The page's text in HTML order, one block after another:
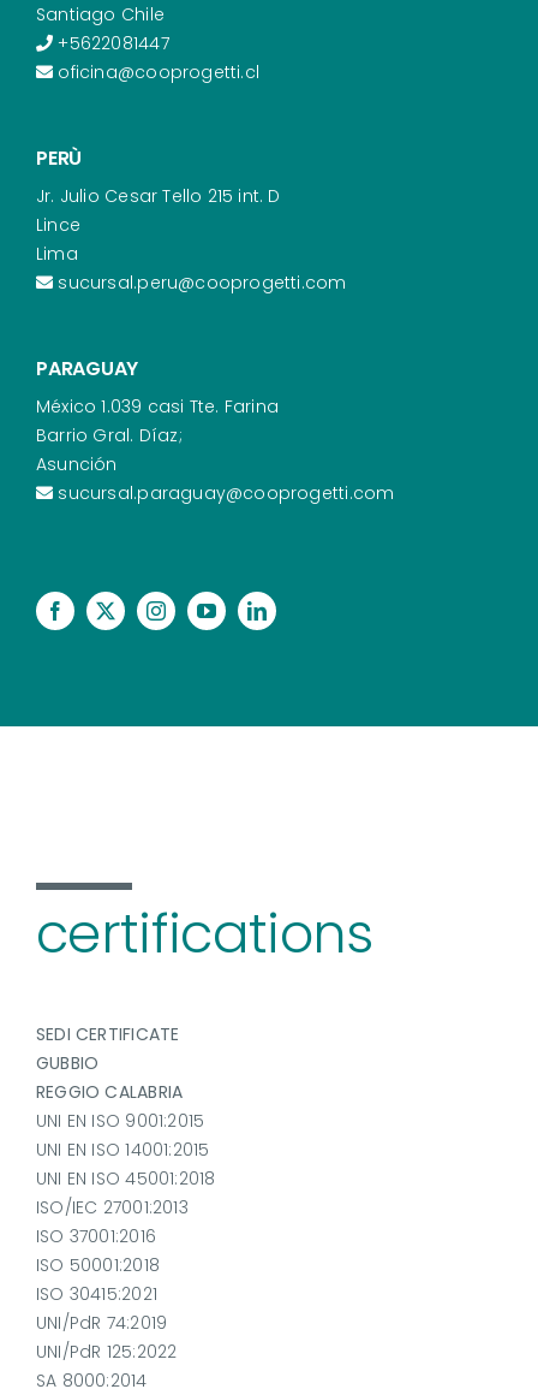
Santiago Chile
+5622081447
oficina@cooprogetti.cl
PERÙ
Jr. Julio Cesar Tello 215 int. D
Lince
Lima
sucursal.peru@cooprogetti.com
PARAGUAY
México 1.039 casi Tte. Farina
Barrio Gral. Díaz;
Asunción
sucursal.paraguay@cooprogetti.com
certifications
SEDI CERTIFICATE
GUBBIO
REGGIO CALABRIA
UNI EN ISO 9001:2015
UNI EN ISO 14001:2015
UNI EN ISO 45001:2018
ISO/IEC 27001:2013
ISO 37001:2016
ISO 50001:2018
ISO 30415:2021
UNI/PdR 74:2019
UNI/PdR 125:2022
SA 8000:2014